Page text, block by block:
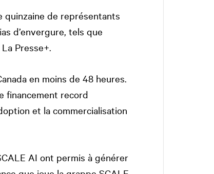
quinzaine de représentants
d’envergure, tels que
Presse+.
en moins de 48 heures.
financement record
et la commercialisation
AI ont permis à générer